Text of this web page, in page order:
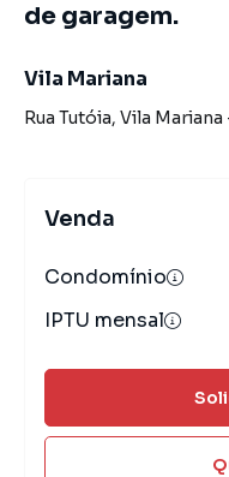
de garagem.
Vila Mariana
Rua Tutóia, Vila Mariana
Venda
Condomínio
IPTU mensal